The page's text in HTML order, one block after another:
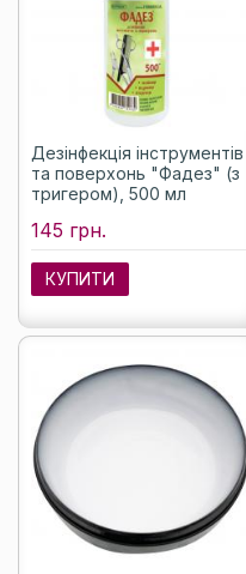
Дезінфекція інструментів
та поверхонь "Фадез" (з
тригером), 500 мл
145 грн.
КУПИТИ